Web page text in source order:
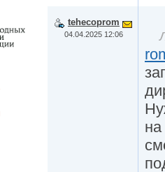
tehecoprom
04.04.2025 12:06
на